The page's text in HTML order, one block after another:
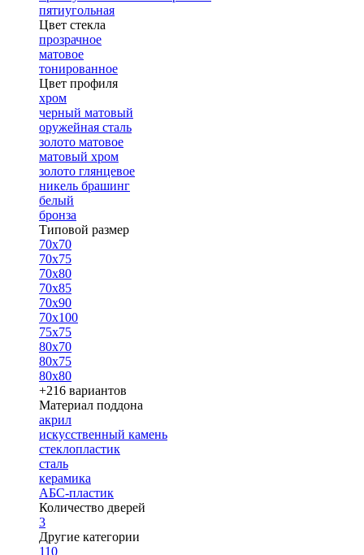
пятиугольная
Цвет стекла
прозрачное
матовое
тонированное
Цвет профиля
хром
черный матовый
оружейная сталь
золото матовое
матовый хром
золото глянцевое
никель брашинг
белый
бронза
Типовой размер
70х70
70х75
70х80
70х85
70х90
70х100
75х75
80х70
80х75
80х80
+216 вариантов
Материал поддона
акрил
искусственный камень
стеклопластик
сталь
керамика
АБС-пластик
Количество дверей
3
Другие категории
110